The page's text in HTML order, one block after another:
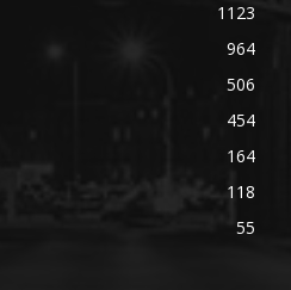
1123
964
506
454
164
118
55